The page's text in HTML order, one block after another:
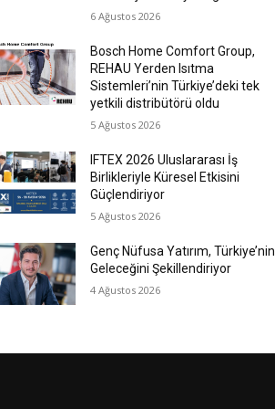
6 Ağustos 2026
Bosch Home Comfort Group,
REHAU Yerden Isıtma
Sistemleri’nin Türkiye’deki tek
yetkili distribütörü oldu
5 Ağustos 2026
IFTEX 2026 Uluslararası İş
Birlikleriyle Küresel Etkisini
Güçlendiriyor
5 Ağustos 2026
Genç Nüfusa Yatırım, Türkiye’nin
Geleceğini Şekillendiriyor
4 Ağustos 2026